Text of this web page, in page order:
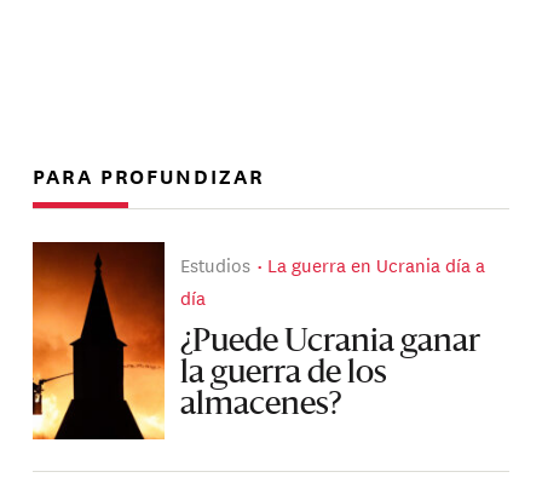
PARA PROFUNDIZAR
Estudios
La guerra en Ucrania día a
día
¿Puede Ucrania ganar
la guerra de los
almacenes?